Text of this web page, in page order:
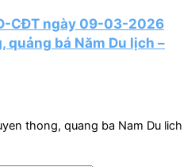
CĐT ngày 09-03-2026
bá Năm Du lịch –
thong, quang ba Nam Du lich